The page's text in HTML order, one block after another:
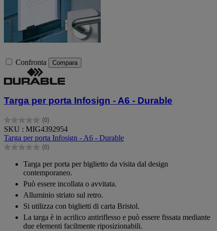
Confronta Compara
Targa per porta Infosign - A6 - Durable
(0)
0.0
su
5
stelle.
SKU : MIG4392954
Targa per porta Infosign - A6 - Durable
(0)
0.0
Targa per porta per biglietto da visita dal design
contemporaneo.
Può essere incollata o avvitata.
Alluminio striato sul retro.
Si utilizza con biglietti di carta Bristol.
La targa è in acrilico antiriflesso e può essere fissata mediante
due elementi facilmente riposizionabili.